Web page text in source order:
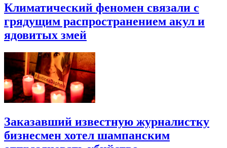
Климатический феномен связали с
грядущим распространением акул и
ядовитых змей
Заказавший известную журналистку
бизнесмен хотел шампанским